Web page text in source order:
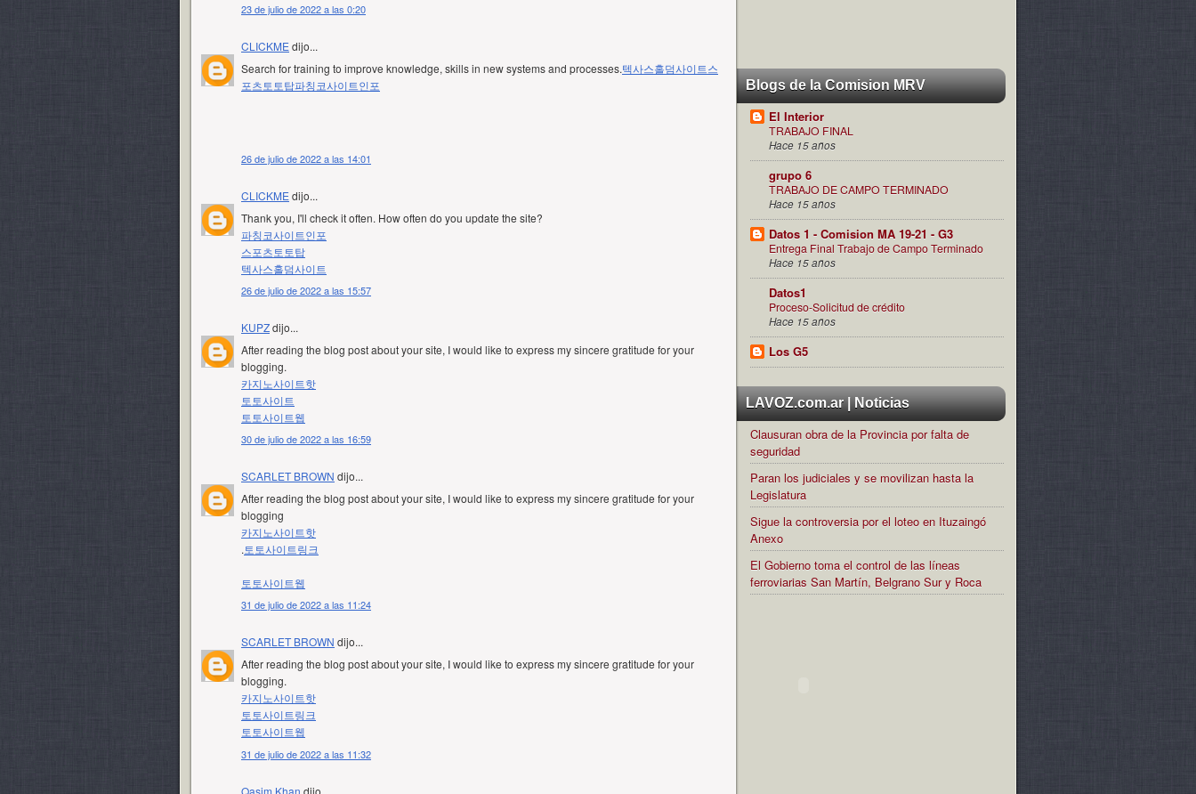
23 de julio de 2022 a las 0:20
CLICKMEdijo...
Search for training to improve knowledge, skills in new systems and processes.텍사스홀덤사이트스
포츠토토탑파칭코사이트인포
26 de julio de 2022 a las 14:01
CLICKMEdijo...
Thank you, I'll check it often. How often do you update the site?
파칭코사이트인포
스포츠토토탑
텍사스홀덤사이트
26 de julio de 2022 a las 15:57
KUPZdijo...
After reading the blog post about your site, I would like to express my sincere gratitude for your
blogging.
카지노사이트핫
토토사이트
토토사이트웹
30 de julio de 2022 a las 16:59
SCARLET BROWN dijo...
After reading the blog post about your site, I would like to express my sincere gratitude for your
blogging
카지노사이트핫
.토토사이트링크
토토사이트웹
31 de julio de 2022 a las 11:24
SCARLET BROWN dijo...
After reading the blog post about your site, I would like to express my sincere gratitude for your
blogging.
카지노사이트핫
토토사이트링크
토토사이트웹
31 de julio de 2022 a las 11:32
Qasim Khan dijo...
Blogs de la Comision MRV
El Interior
TRABAJO FINAL
Hace 15 años
grupo 6
TRABAJO DE CAMPO TERMINADO
Hace 15 años
Datos 1 - Comision MA 19-21 - G3
Entrega Final Trabajo de Campo Terminado
Hace 15 años
Datos1
Proceso-Solicitud de crédito
Hace 15 años
Los G5
LAVOZ.com.ar | Noticias
Clausuran obra de la Provincia por falta de
seguridad
Paran los judiciales y se movilizan hasta la
Legislatura
Sigue la controversia por el loteo en Ituzaingó
Anexo
El Gobierno toma el control de las líneas
ferroviarias San Martín, Belgrano Sur y Roca